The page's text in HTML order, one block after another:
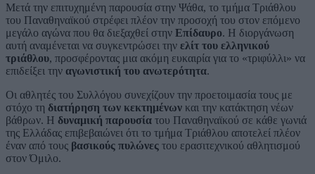
Μετά την επιτυχημένη παρουσία στην Ψάθα, το τμήμα Τριάθλου
του Παναθηναϊκού στρέφει πλέον την προσοχή του στον επόμενο
μεγάλο αγώνα που θα διεξαχθεί στην Επίδαυρο. Η διοργάνωση
αυτή αναμένεται να συγκεντρώσει την ελίτ του ελληνικού
τριάθλου, προσφέροντας μια ακόμη ευκαιρία για το «τριφύλλι» να
επιδείξει την αγωνιστική του ανωτερότητα.
Οι αθλητές του Συλλόγου συνεχίζουν την προετοιμασία τους με
στόχο τη διατήρηση των κεκτημένων και την κατάκτηση νέων
βάθρων. Η δυναμική παρουσία του Παναθηναϊκού σε κάθε γωνιά
της Ελλάδας επιβεβαιώνει ότι το τμήμα Τριάθλου αποτελεί πλέον
έναν από τους βασικούς πυλώνες του ερασιτεχνικού αθλητισμού
στον Όμιλο.